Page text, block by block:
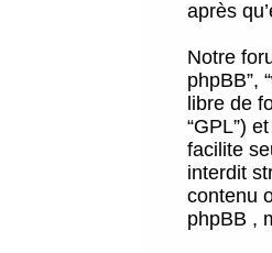
après
Notre
phpBB”,
libre de
“GPL”)
facilite
interdit
contenu
phpBB ,